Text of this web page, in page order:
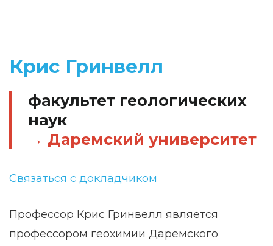
Крис Гринвелл
факультет геологических
наук
Даремский университет
Связаться с докладчиком
Профессор Крис Гринвелл является
профессором геохимии Даремского